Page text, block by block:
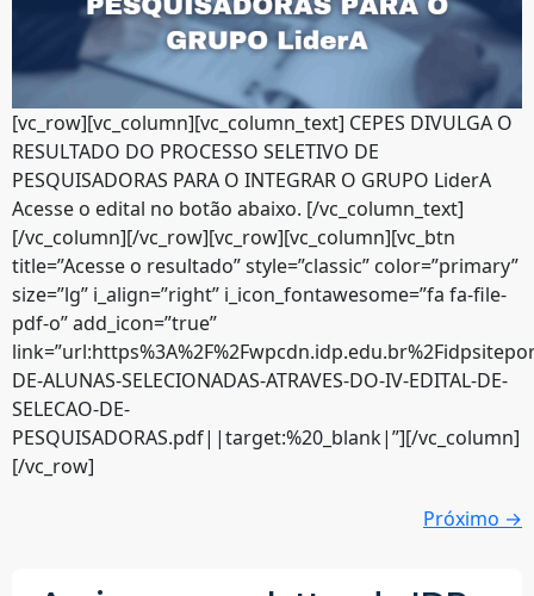
[vc_row][vc_column][vc_column_text] CEPES DIVULGA O
RESULTADO DO PROCESSO SELETIVO DE
PESQUISADORAS PARA O INTEGRAR O GRUPO LiderA
Acesse o edital no botão abaixo. [/vc_column_text]
[/vc_column][/vc_row][vc_row][vc_column][vc_btn
title=”Acesse o resultado” style=”classic” color=”primary”
size=”lg” i_align=”right” i_icon_fontawesome=”fa fa-file-
pdf-o” add_icon=”true”
DE-ALUNAS-SELECIONADAS-ATRAVES-DO-IV-EDITAL-DE-
SELECAO-DE-
PESQUISADORAS.pdf||target:%20_blank|”][/vc_column]
[/vc_row]
Próximo →